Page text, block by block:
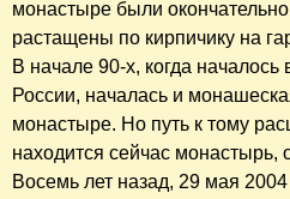
монастыре были
растащены по кирпичику на
В начале 90-х, когда
России, началась и
монастыре. Но путь к тому
находится сейчас монастырь,
Восемь лет назад, 29 мая